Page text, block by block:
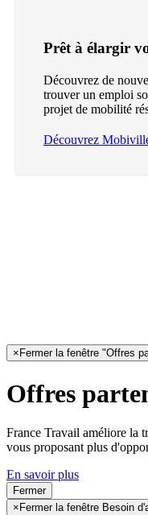
Prêt à élargir
Découvrez de
trouver un emploi
projet de mobilité
Découvrez
× Fermer la fenêtre "Offres
Offres
France Travail améliore la
vous proposant plus
En savoir plus
Fermer
× Fermer la fenêtre Besoin